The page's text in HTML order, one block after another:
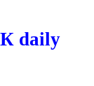
daily